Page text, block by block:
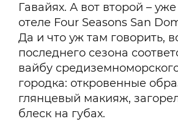
Гавайях. А вот второй –
отеле Four Seasons San
Да и что уж там говорить,
последнего сезона
вайбу
городка: откровенные
глянцевый макияж,
блеск на губах.